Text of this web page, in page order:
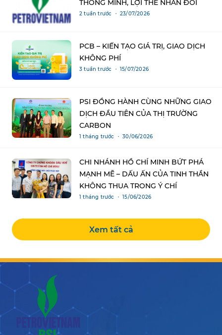
THÔNG MINH, LỢI THẾ NHÂN ĐÔI
2 tuần trước ・ 23/07/2026
PCB – KIẾN TẠO GIÁ TRỊ, GIAO DỊCH
KHÔNG PHÍ
3 tuần trước ・ 15/07/2026
PSI ĐỒNG HÀNH CÙNG NHỮNG GIAO
DỊCH ĐẦU TIÊN CỦA THỊ TRƯỜNG
CARBON
1 tháng trước ・ 30/06/2026
CHI NHÁNH HỒ CHÍ MINH BỨT PHÁ
MẠNH MẼ – DẤU ẤN CỦA TINH THẦN
KHÔNG THUA TRONG Ý CHÍ
1 tháng trước ・ 15/06/2026
Xem tất cả